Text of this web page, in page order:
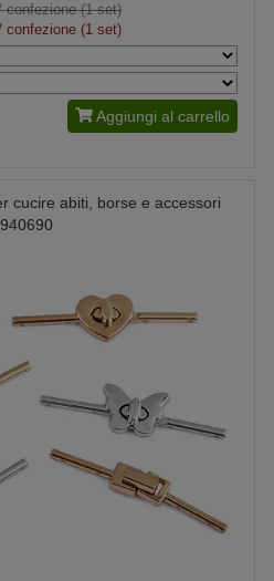
(1 set)
confezione (1 set)
Aggiungi al carrello
cucire abiti, borse e accessori
940690